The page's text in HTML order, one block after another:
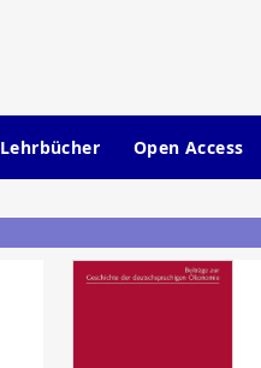
Lehrbücher Open Access